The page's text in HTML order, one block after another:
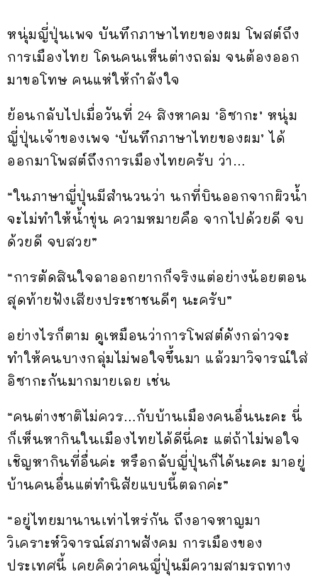
หนุ่มญี่ปุ่นเพจ บันทึกภาษาไทยของผม โพสต์ถึง
การเมืองไทย โดนคนเห็นต่างถล่ม จนต้องออก
มาขอโทษ คนแห่ให้กำลังใจ
ย้อนกลับไปเมื่อวันที่ 24 สิงหาคม ‘อิซากะ’ หนุ่ม
ญี่ปุ่นเจ้าของเพจ ‘บันทึกภาษาไทยของผม’ ได้
ออกมาโพสต์ถึงการเมืองไทยครับ ว่า…
“ในภาษาญี่ปุ่นมีสำนวนว่า นกที่บินออกจากผิวน้ำ
จะไม่ทำให้น้ำขุ่น ความหมายคือ จากไปด้วยดี จบ
ด้วยดี จบสวย”
“การตัดสินใจลาออกยากก็จริงแต่อย่างน้อยตอน
สุดท้ายฟังเสียงประชาชนดีๆ นะครับ”
อย่างไรก็ตาม ดูเหมือนว่าการโพสต์ดังกล่าวจะ
ทำให้คนบางกลุ่มไม่พอใจขึ้นมา แล้วมาวิจารณ์ใส่
อิซากะกันมากมายเลย เช่น
“คนต่างชาติไม่ควร…กับบ้านเมืองคนอื่นนะคะ นี่
ก็เห็นหากินในเมืองไทยได้ดีนี่คะ แต่ถ้าไม่พอใจ
เชิญหากินที่อื่นค่ะ หรือกลับญี่ปุ่นก็ได้นะคะ มาอยู่
บ้านคนอื่นแต่ทำนิสัยแบบนี้ตลกค่ะ”
“อยู่ไทยมานานเท่าไหร่กัน ถึงอาจหาญมา
วิเคราะห์วิจารณ์สภาพสังคม การเมืองของ
ประเทศนี้ เคยคิดว่าคนญี่ปุ่นมีความสามรถทาง